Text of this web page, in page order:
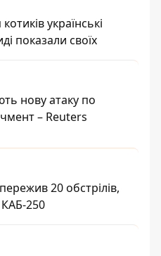
українські
показали своїх
нову атаку по
– Reuters
20 обстрілів,
КАБ-250